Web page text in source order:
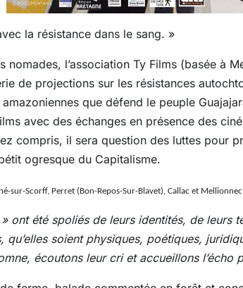
la résistance dans le sang. »
nomades, l’association Ty Films (basée à
de projections sur les résistances
que défend le peuple
avec des échanges en présence des
compris, il sera question des luttes pour
ogresque du Capitalisme.
sur-Scorff, Perret (Bon-Repos-Sur-Blavet), Callac et
ont été spoliés de leurs identités, de leurs
soient physiques, poétiques,
écoutons leur cri et accueillons l’écho